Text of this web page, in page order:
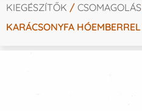
KIEGÉSZÍTŐK / CSOMAGOLÁS
KARÁCSONYFA HÓEMBERREL